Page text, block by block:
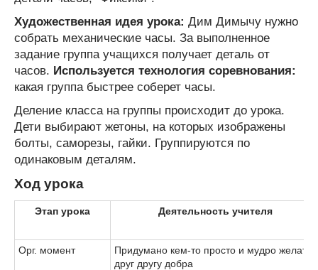
Художественная идея урока: Дим Димычу нужно
собрать механические часы. За выполненное
задание группа учащихся получает деталь от
часов. Используется технология соревнования:
какая группа быстрее соберет часы.
Деление класса на группы происходит до урока.
Дети выбирают жетоны, на которых изображены
болты, саморезы, гайки. Группируются по
одинаковым деталям.
Ход урока
Этап урока Деятельность учителя
Орг. момент
Придумано кем-то просто и мудро желать
друг другу добра